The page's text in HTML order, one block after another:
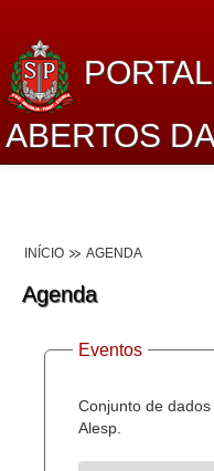
ABERTOS
Lei de Acesso à
Dados
Planejamento
Catálogo de dados
INÍCIO AGENDA
Agenda
Eventos
Conjunto de
Alesp.